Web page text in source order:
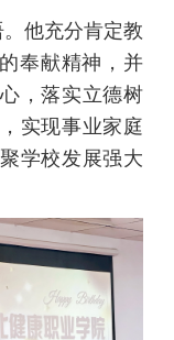
他充分肯定教
奉献精神，并
，落实立德树
实现事业家庭
学校发展强大